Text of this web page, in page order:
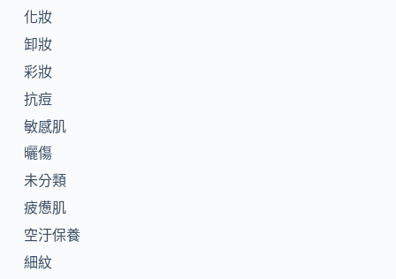
化妝
卸妝
彩妝
抗痘
敏感肌
曬傷
未分類
疲憊肌
空汙保養
細紋